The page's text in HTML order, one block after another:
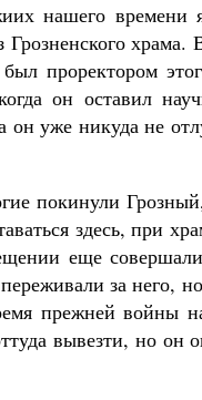
нашего времени
храма.
проректором
он оставил
уже никуда не
покинули
здесь, при
еще
за него,
прежней войны
вывезти, но он